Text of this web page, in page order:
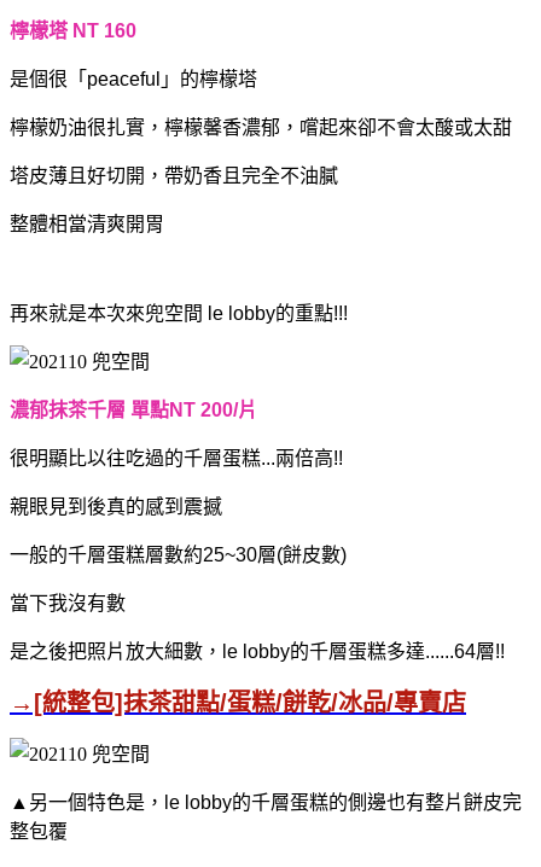
檸檬塔 NT 160
是個很「peaceful」的檸檬塔
檸檬奶油很扎實，檸檬馨香濃郁，嚐起來卻不會太酸或太甜
塔皮薄且好切開，帶奶香且完全不油膩
整體相當清爽開胃
再來就是本次來兜空間 le lobby的重點!!!
濃郁抹茶千層 單點NT 200/片
很明顯比以往吃過的千層蛋糕...兩倍高!!
親眼見到後真的感到震撼
一般的千層蛋糕層數約25~30層(餅皮數)
當下我沒有數
是之後把照片放大細數，le lobby的千層蛋糕多達......64層!!
→[統整包]抹茶甜點/蛋糕/餅乾/冰品/專賣店
▲另一個特色是，le lobby的千層蛋糕的側邊也有整片餅皮完
整包覆